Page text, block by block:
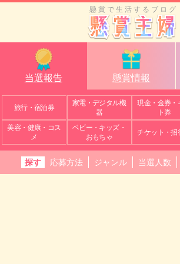
懸賞で生活するブログ
当選報告 懸賞情報
旅行・宿泊券
家電・デジタル機
器
現金・金券・
ト券
美容・健康・コス
メ
ベビー・キッズ・
おもちゃ
チケット・招
探す 応募方法 ジャンル 当選人数